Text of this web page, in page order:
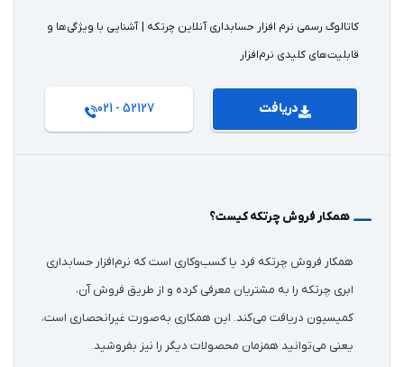
مشاوره تخصصی بازاریابی را در اختیار شما می‌گذاریم
تا با اطمینان به بازار ورود کنید.
✔️ پشتیبانی فنی و تجاری بی‌واسطه
در مسیر فروش و خدمات‌رسانی تنها نیستید!
به سوالات، مشکلات و نیازهای مشتریان پاسخ داده و
✔️ امکان دریافت نمایندگی انحصاری منطقه‌ای
با اثبات توانمندی‌هایتان، می‌توانید به نماینده
انحصاری ما در منطقه خود تبدیل شوید و بازار
کاتالوگ رسمی نرم افزار حسابداری آنلاین چرتکه | آشنایی با ویژگی‌ها و
قابلیت‌های کلیدی نرم‌افزار
دریافت 52127 - 021
همکار فروش چرتکه کیست؟
همکار فروش چرتکه فرد یا کسب‌وکاری است که نرم‌افزار حسابداری
ابری چرتکه را به مشتریان معرفی کرده و از طریق فروش آن،
کمیسیون دریافت می‌کند. این همکاری به‌صورت غیرانحصاری است،
یعنی می‌توانید همزمان محصولات دیگر را نیز بفروشید.